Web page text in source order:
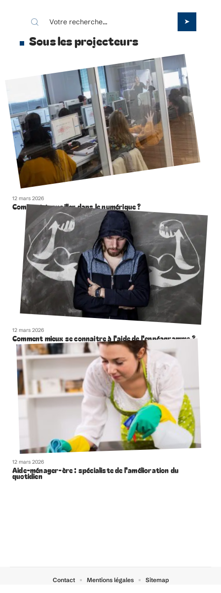
Sous les projecteurs
12 mars 2026
Comment travailler dans le numérique ?
12 mars 2026
Comment mieux se connaitre à l’aide de l’ennéagramme ?
12 mars 2026
Aide-ménager-ère : spécialiste de l’amélioration du
quotidien
Contact Mentions légales Sitemap